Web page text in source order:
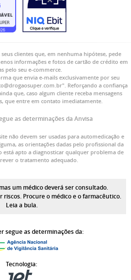
clientes que, em nenhuma hipótese, pede
informações e fotos de cartão de crédito em
pelo seu e-commerce.
que envia e-mails exclusivamente por seu
Reforçando a confiança
que, caso algum cliente receba mensagens
que entre em contato imediatamente.
as determinações da Anvisa
não devem ser usadas para automedicação e
as orientações dadas pelo profissional da
está apto a diagnosticar qualquer problema de
o tratamento adequado.
um médico deverá ser consultado.
Procure o médico e o farmacêutico.
Leia a bula.
segue as determinações da:
Tecnologia: